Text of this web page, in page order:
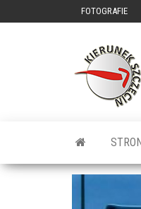
FOTOGRAFIE